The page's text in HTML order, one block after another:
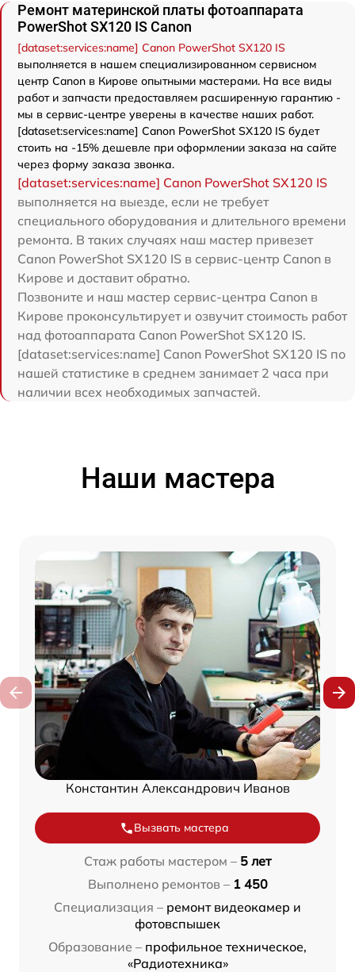
Ремонт материнской платы фотоаппарата
PowerShot SX120 IS Canon
[dataset:services:name] Canon PowerShot SX120 IS
выполняется в нашем специализированном сервисном
центр Canon в Кирове опытными мастерами. На все виды
работ и запчасти предоставляем расширенную гарантию -
мы в сервис-центре уверены в качестве наших работ.
[dataset:services:name] Canon PowerShot SX120 IS будет
стоить на -15% дешевле при оформлении заказа на сайте
через форму заказа звонка.
[dataset:services:name] Canon PowerShot SX120 IS
выполняется на выезде, если не требует
специального оборудования и длительного времени
ремонта. В таких случаях наш мастер привезет
Canon PowerShot SX120 IS в сервис-центр Canon в
Кирове и доставит обратно.
Позвоните и наш мастер сервис-центра Canon в
Кирове проконсультирует и озвучит стоимость работ
над фотоаппарата Canon PowerShot SX120 IS.
[dataset:services:name] Canon PowerShot SX120 IS по
нашей статистике в среднем занимает 2 часа при
наличии всех необходимых запчастей.
Наши мастера
Константин Александрович Иванов
Вызвать мастера
Стаж работы мастером – 5 лет
Выполнено ремонтов – 1 450
Специализация – ремонт видеокамер и
фотовспышек
Образование – профильное техническое,
«Радиотехника»